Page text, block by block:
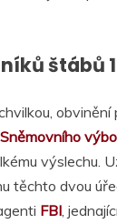
štábů
Sněmovního
výslechu.
těchto dvou
FBI ,